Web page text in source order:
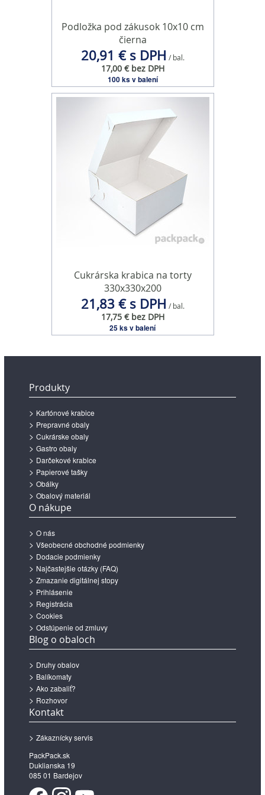
Podložka pod zákusok 10x10 cm
čierna
20,91 € s DPH / bal.
17,00 € bez DPH
100 ks v balení
Cukrárska krabica na torty
330x330x200
21,83 € s DPH / bal.
17,75 € bez DPH
25 ks v balení
Produkty
Kartónové krabice
Prepravné obaly
Cukrárske obaly
Gastro obaly
Darčekové krabice
Papierové tašky
Obálky
Obalový materiál
O nákupe
O nás
Všeobecné obchodné podmienky
Dodacie podmienky
Najčastejšie otázky (FAQ)
Zmazanie digitálnej stopy
Prihlásenie
Registrácia
Cookies
Odstúpenie od zmluvy
Blog o obaloch
Druhy obalov
Balíkomaty
Ako zabaliť?
Rozhovor
Kontakt
Zákaznícky servis
PackPack.sk
Duklianska 19
085 01 Bardejov